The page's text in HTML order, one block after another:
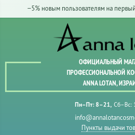
−5% новым пользователям на первый
ОФИЦИАЛЬНЫЙ
ПРОФЕССИОНАЛЬНОЙ
ANNA LOTAN,
Пн–Пт: 8–21 Сб–Вс:
Пункты выдачи